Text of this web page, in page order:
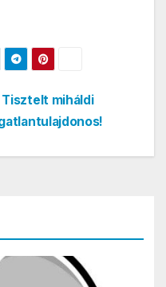
Tisztelt miháldi